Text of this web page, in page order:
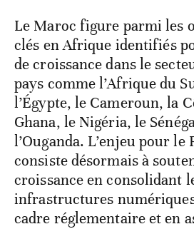
Le Maroc figure parmi les
clés en Afrique identifiés
de croissance dans le
pays comme l’Afrique du
l’Égypte, le Cameroun, la
Ghana, le Nigéria, le
l’Ouganda. L’enjeu pour le
consiste désormais à
croissance en consolidant
infrastructures
cadre réglementaire et en